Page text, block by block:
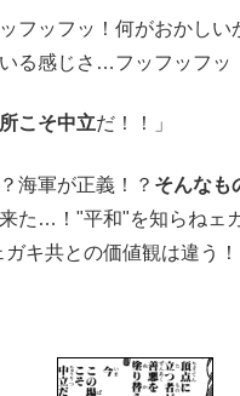
ッフッフッ！何がおかし
る感じさ…フッフッフッ
こそ中立だ！！」
海軍が正義！？ そんなも
来た…！"平和"を知らねェ
キ共との価値観は違う！